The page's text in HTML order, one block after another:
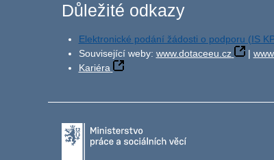
Důležité odkazy
Elektronické podání žádosti o podporu (IS
Související weby: www.dotaceeu.cz |
Kariéra